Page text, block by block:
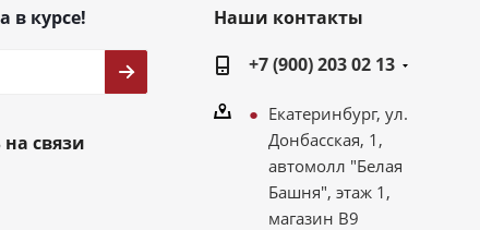
в курсе!
связи
Наши контакты
+7 (900) 203 02 13
Екатеринбург, ул.
Донбасская, 1,
автомолл "Белая
Башня", этаж 1,
магазин В9